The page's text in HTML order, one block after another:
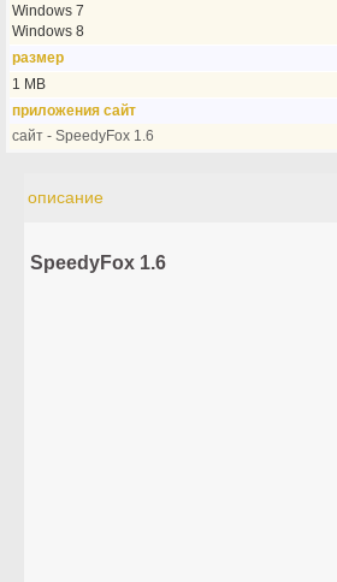
Windows 7
Windows 8
размер
1 MB
приложения сайт
сайт - SpeedyFox 1.6
описание
SpeedyFox 1.6